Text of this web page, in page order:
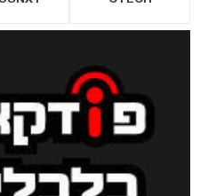
חדשה